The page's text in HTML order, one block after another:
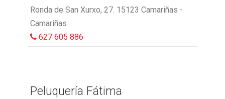
Ronda de San Xurxo, 27. 15123 Camariñas -
Camariñas
627 605 886
Peluquería Fátima